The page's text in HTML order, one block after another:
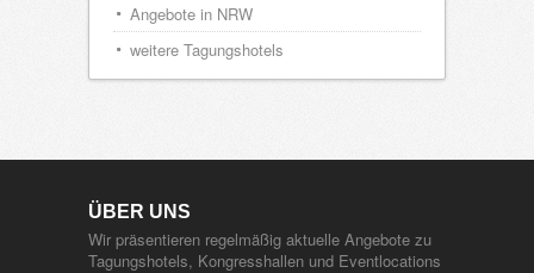
Angebote in NRW
weitere Tagungshotels
ÜBER UNS
Wir präsentieren regelmäßig aktuelle Angebote zu
Tagungshotels, Kongresshallen und Eventlocations